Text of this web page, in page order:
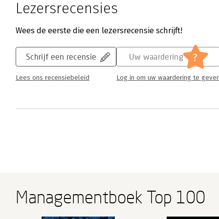
Lezersrecensies
Wees de eerste die een lezersrecensie schrijft!
Schrijf een recensie
Lees ons recensiebeleid
Uw waardering ?
Log in om uw waardering te
Managementboek Top 100